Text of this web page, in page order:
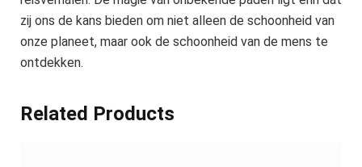
zij ons de kans bieden om niet alleen de schoonheid van
onze planeet, maar ook de schoonheid van de mens te
ontdekken.
Related Products